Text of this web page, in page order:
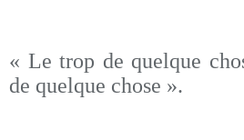
« Le trop de quelque
de quelque chose ».